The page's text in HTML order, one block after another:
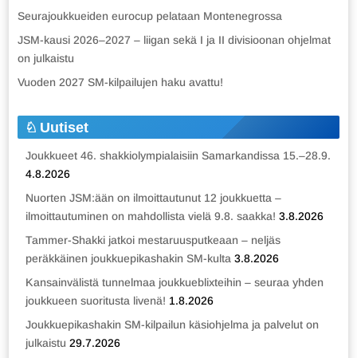
Seurajoukkueiden eurocup pelataan Montenegrossa
JSM-kausi 2026–2027 – liigan sekä I ja II divisioonan ohjelmat
on julkaistu
Vuoden 2027 SM-kilpailujen haku avattu!
Uutiset
Joukkueet 46. shakkiolympialaisiin Samarkandissa 15.–28.9.
4.8.2026
Nuorten JSM:ään on ilmoittautunut 12 joukkuetta –
ilmoittautuminen on mahdollista vielä 9.8. saakka! 3.8.2026
Tammer-Shakki jatkoi mestaruusputkeaan – neljäs
peräkkäinen joukkuepikashakin SM-kulta 3.8.2026
Kansainvälistä tunnelmaa joukkueblixteihin – seuraa yhden
joukkueen suoritusta livenä! 1.8.2026
Joukkuepikashakin SM-kilpailun käsiohjelma ja palvelut on
julkaistu 29.7.2026